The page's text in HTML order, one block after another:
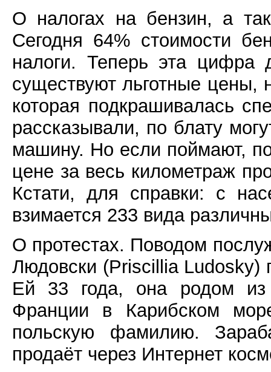
О налогах на бензин, а
Сегодня 64% стоимости
налоги. Теперь эта цифра
существуют льготные цены,
которая подкрашивалась
рассказывали, по блату
машину. Но если поймают,
цене за весь километраж
Кстати, для справки: с
взимается 233 вида
О протестах. Поводом
Людовски (Priscillia Ludosky)
Ей 33 года, она родом из
Франции в Карибском
польскую фамилию.
продаёт через Интернет